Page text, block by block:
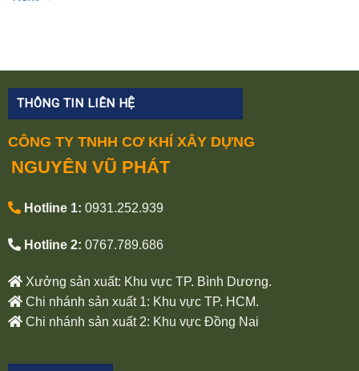
THÔNG TIN LIÊN HỆ
CÔNG TY TNHH CƠ KHÍ XÂY DỰNG
NGUYÊN VŨ PHÁT
Hotline 1: 0931.252.939
Hotline 2: 0767.789.686
Xưởng sản xuất: Khu vực TP. Bình Dương.
Chi nhánh sản xuất 1: Khu vực TP. HCM.
Chi nhánh sản xuất 2: Khu vực Đồng Nai